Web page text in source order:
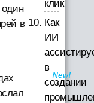
в
клик
Как
ИИ
в
создании